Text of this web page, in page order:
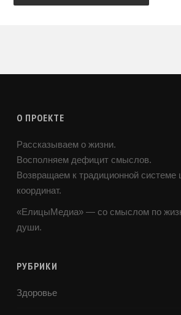
О ПРОЕКТЕ
Рассказываем о жизни.
Восполняем дефицит смыслов.
Возвращаем к традиционной системе
координат.
«ЕлицыМедиа» — со смыслом по
души.
РУБРИКИ
Здоровье